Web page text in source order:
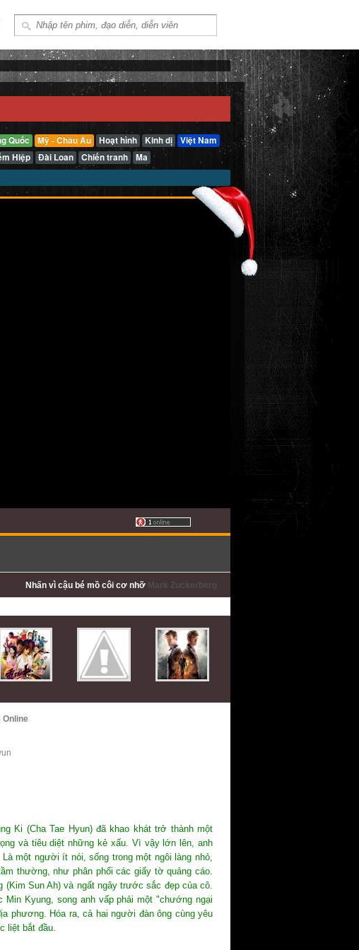
Quốc Mỹ - Châu Âu Hoạt hình Kinh dị
Việt Nam
Hiệp Đài Loan Chiến tranh Ma
Nhấn vì cậu bé mồ côi cơ nhỡ Mark Zuckerberg
Online
Ki (Cha Tae Hyun) đã khao khát trở thành một
và tiêu diệt những kẻ xấu. Vì vậy lớn lên, anh
một người ít nói, sống trong một ngôi làng nhỏ,
thường, như phân phối các giấy tờ quảng cáo.
(Kim Sun Ah) và ngất ngây trước sắc đẹp của cô.
Min Kyung, song anh vấp phải một "chướng ngại
phương. Hóa ra, cả hai người đàn ông cùng yêu
liệt bắt đầu.